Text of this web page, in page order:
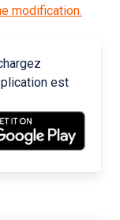
modification.
est